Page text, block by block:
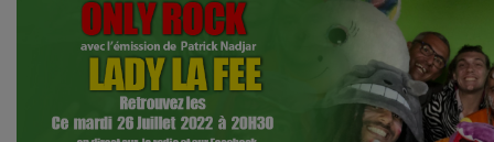
Contact
Se connecter